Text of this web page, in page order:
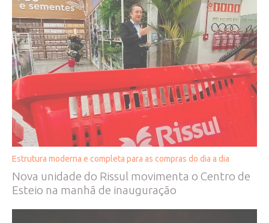
Estrutura moderna e completa para as compras do dia a dia
Nova unidade do Rissul movimenta o Centro de
Esteio na manhã de inauguração